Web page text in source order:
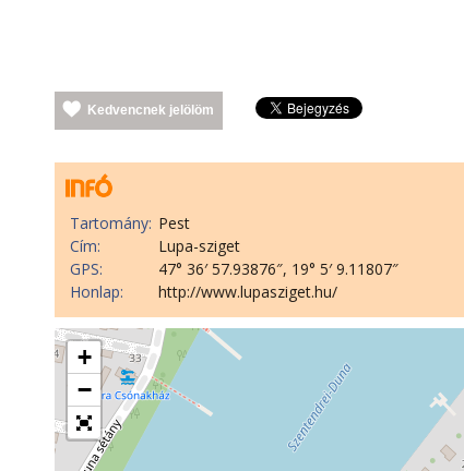
Kedvencnek jelölöm
Tartomány: Pest
Cím:
Lupa-sziget
GPS:
47° 36′ 57.93876″, 19° 5′ 9.11807″
Honlap:
http://www.lupasziget.hu/
+
−